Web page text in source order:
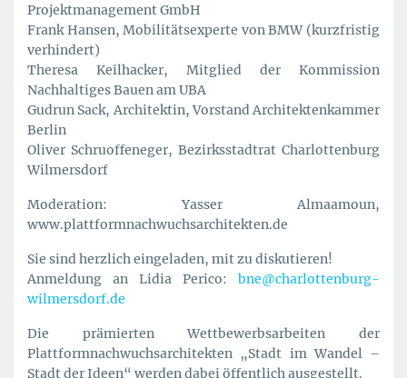
Projektmanagement GmbH
Frank Hansen, Mobilitätsexperte von BMW (kurzfristig
verhindert)
Theresa Keilhacker, Mitglied der Kommission
Nachhaltiges Bauen am UBA
Gudrun Sack, Architektin, Vorstand Architektenkammer
Berlin
Oliver Schruoffeneger, Bezirksstadtrat Charlottenburg
Wilmersdorf
Moderation: Yasser Almaamoun,
www.plattformnachwuchsarchitekten.de
Sie sind herzlich eingeladen, mit zu diskutieren!
Anmeldung an Lidia Perico: bne@charlottenburg-
wilmersdorf.de
Die prämierten Wettbewerbsarbeiten der
Plattformnachwuchsarchitekten „Stadt im Wandel –
Stadt der Ideen“ werden dabei öffentlich ausgestellt.